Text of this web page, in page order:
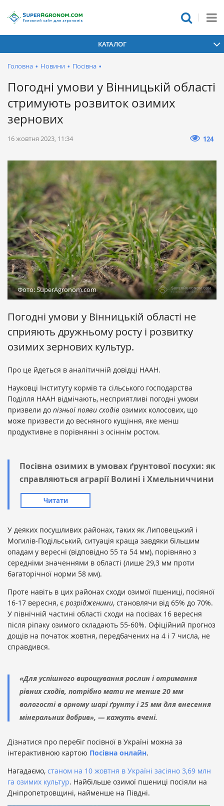
КАТАЛОГ
Головна • Новини • Посівна •
Погодні умови у Вінницькій області
стримують розвиток озимих
зернових
16 жовтня 2023, 11:34 124
Фото: SuperAgronom.com
Погодні умови у Вінницькій області не
сприяють дружньому росту і розвитку
озимих зернових культур.
Про це йдеться в аналітичній довідці НААН.
Науковці Інституту кормів та сільського господарства
Поділля НААН відмічають, несприятливі погодні умови
призвели до пізньої появи сходів озимих колосових, що
може призвести до весняного кущіння, яке менш
продуктивне в порівнянні з осіннім ростом.
Посівна озимих в умовах ґрунтової посухи: як
справляються аграрії Волині і Хмельниччини
Читати
У деяких посушливих районах, таких як Липовецький і
Могилів-Подільський, ситуація краща завдяки більшим
опадам у вересні (відповідно 55 та 54 мм), порівняно з
середніми значеннями в області (лише 29,3 мм проти
багаторічної норми 58 мм).
Проте навіть в цих районах сходи озимої пшениці, посіяної
16-17 вересня, є розрідженими, становлячи від 65% до 70%.
У північній частині області сходи на посівах 16 вересня
після ріпаку озимого складають 55-60%. Офіційний прогноз
дощів на початок жовтня, передбачених на 4 і 7 числа, не
справдився.
«Для успішного вирощування рослин і отримання
рівних сходів, потрібно мати не менше 20 мм
вологості в орному шарі ґрунту і 25 мм для внесення
мінеральних добрив», — кажуть вчені.
Дізнатися про перебіг посівної в Україні можна за
інтерактивною картою Посівна онлайн.
Нагадаємо, cтаном на 10 жовтня в Україні засіяно 3,69 млн
га озимих культур. Найбільше озимої пшениці посіяли на
Дніпропетровщині, найменше на Півдні.